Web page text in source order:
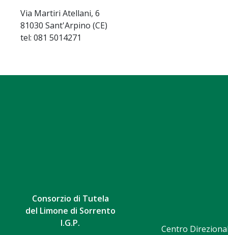
Via Martiri Atellani, 6
81030 Sant'Arpino (CE)
tel: 081 5014271
Consorzio di Tutela
del Limone di Sorrento
I.G.P.
Centro